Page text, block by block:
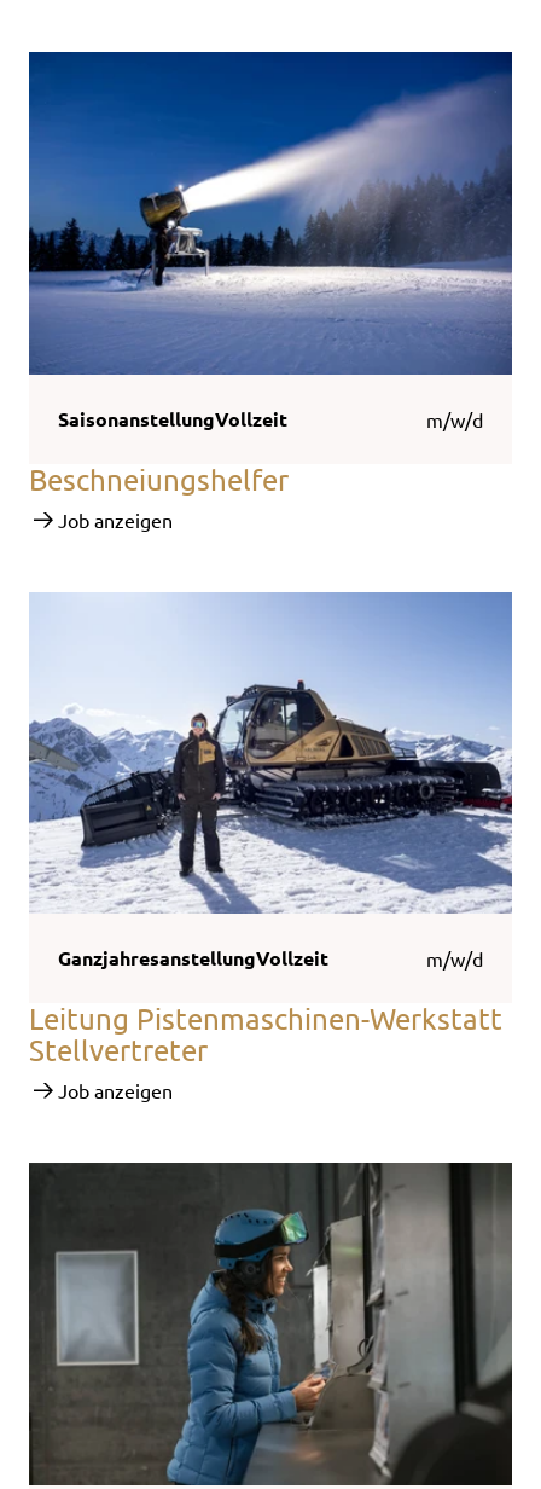
SaisonanstellungVollzeit m/w/d
Beschneiungshelfer
Job anzeigen
GanzjahresanstellungVollzeit m/w/d
Leitung Pistenmaschinen-Werkstatt
Stellvertreter
Job anzeigen